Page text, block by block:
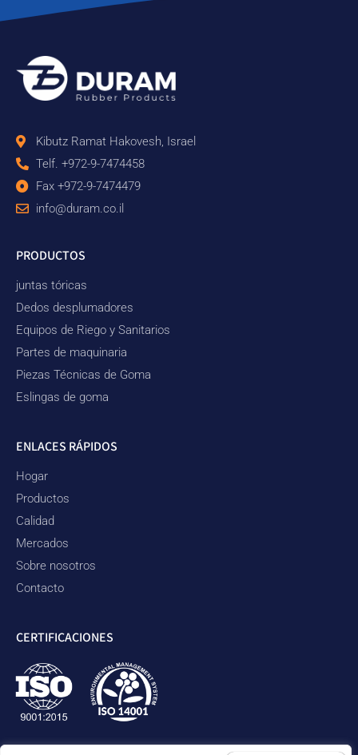
Kibutz Ramat Hakovesh, Israel
Telf. +972-9-7474458
Fax +972-9-7474479
info@duram.co.il
PRODUCTOS
juntas tóricas
Dedos desplumadores
Equipos de Riego y Sanitarios
Partes de maquinaria
Piezas Técnicas de Goma
Eslingas de goma
ENLACES RÁPIDOS
Hogar
Productos
Calidad
Mercados
Sobre nosotros
Contacto
CERTIFICACIONES